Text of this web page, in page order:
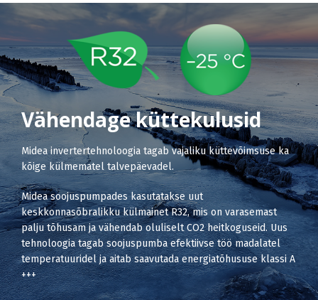
Vähendage küttekulusid
Midea invertertehnoloogia tagab vajaliku küttevõimsuse ka
kõige külmematel talvepäevadel.
Midea soojuspumpades kasutatakse uut
keskkonnasõbralikku külmainet R32, mis on varasemast
palju tõhusam ja vähendab oluliselt CO2 heitkoguseid. Uus
tehnoloogia tagab soojuspumba efektiivse töö madalatel
temperatuuridel ja aitab saavutada energiatõhususe klassi A
+++